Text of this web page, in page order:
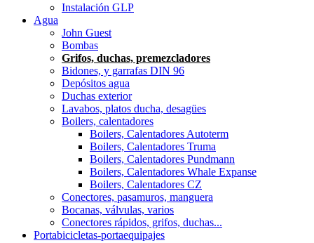
Instalación GLP
Agua
John Guest
Bombas
Grifos, duchas, premezcladores
Bidones, y garrafas DIN 96
Depósitos agua
Duchas exterior
Lavabos, platos ducha, desagües
Boilers, calentadores
Boilers, Calentadores Autoterm
Boilers, Calentadores Truma
Boilers, Calentadores Pundmann
Boilers, Calentadores Whale Expanse
Boilers, Calentadores CZ
Conectores, pasamuros, manguera
Bocanas, válvulas, varios
Conectores rápidos, grifos, duchas...
Portabicicletas-portaequipajes